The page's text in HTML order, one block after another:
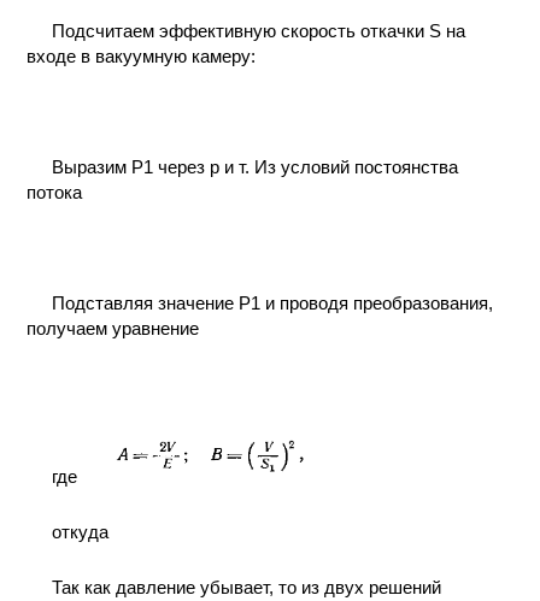
ХИМИЯ НА
ПРОИЗВОДСТВЕ
КОНТАКТЫ
Подсчитаем эффективную скорость откачки S на
входе в вакуумную камеру:
Выразим P1 через р и т. Из условий постоянства
потока
Подставляя значение P1 и проводя преобразования,
получаем уравнение
где
откуда
Так как давление убывает, то из двух решений